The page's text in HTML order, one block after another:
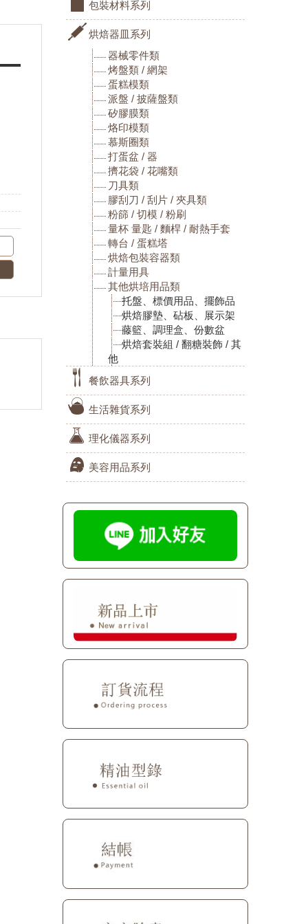
包裝材料系列
烘焙器皿系列
器械零件類
烤盤類 / 網架
蛋糕模類
派盤 / 披薩盤類
矽膠膜類
烙印模類
慕斯圈類
打蛋盆 / 器
擠花袋 / 花嘴類
刀具類
膠刮刀 / 刮片 / 夾具類
粉篩 / 切模 / 粉刷
量杯 量匙 / 麵桿 / 耐熱手套
轉台 / 蛋糕塔
烘焙包裝容器類
計量用具
其他烘培用品類
托盤、標價用品、擺飾品
烘焙膠墊、砧板、展示架
藤籃、調理盒、份數盆
烘焙套裝組 / 翻糖裝飾 / 其
他
餐飲器具系列
生活雜貨系列
理化儀器系列
美容用品系列